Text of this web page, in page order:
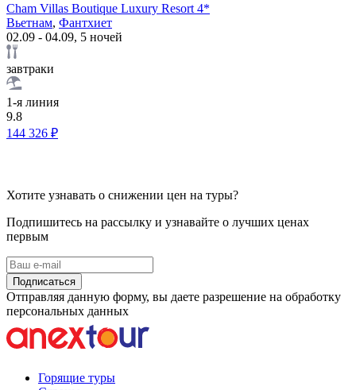
Cham Villas Boutique Luxury Resort 4*
Вьетнам, Фантхиет
02.09 - 04.09, 5 ночей
завтраки
1-я линия
9.8
144 326 ₽
Хотите узнавать о снижении цен на туры?
Подпишитесь на рассылку и узнавайте о лучших ценах
первым
Подписаться
Отправляя данную форму, вы даете разрешение на обработку
персональных данных
Горящие туры